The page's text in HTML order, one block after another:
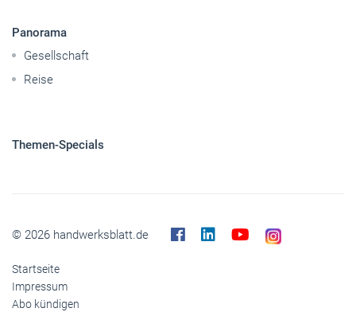
Panorama
Gesellschaft
Reise
Themen-Specials
© 2026 handwerksblatt.de
Startseite
Impressum
Abo kündigen